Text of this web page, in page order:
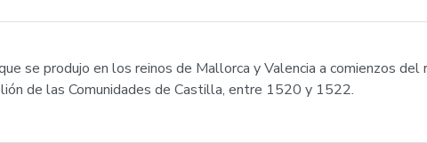
se produjo en los reinos de Mallorca y Valencia a comienzos
de las Comunidades de Castilla, entre 1520 y 1522.